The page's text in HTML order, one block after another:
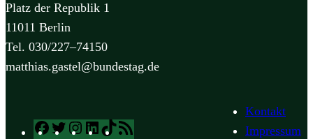
Platz der Republik 1
11011 Berlin
Tel. 030/227–74150
matthias.gastel@bundestag.de
Facebook
TwitterInstagram
LinkedIn
TikTok
Kontakt
Impressum